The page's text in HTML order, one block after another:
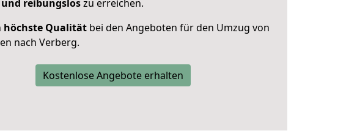
reibungsloszu erreichen.
höchste Qualität bei den Angeboten für den Umzug von
nach Verberg.
Kostenlose Angebote erhalten